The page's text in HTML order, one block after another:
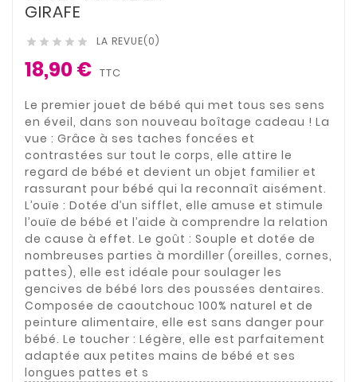
GIRAFE
     LA REVUE(0)
18,90 € TTC
Le premier jouet de bébé qui met tous ses sens
en éveil, dans son nouveau boîtage cadeau ! La
vue : Grâce à ses taches foncées et
contrastées sur tout le corps, elle attire le
regard de bébé et devient un objet familier et
rassurant pour bébé qui la reconnaît aisément.
L’ouïe : Dotée d’un sifflet, elle amuse et stimule
l’ouïe de bébé et l’aide à comprendre la relation
de cause à effet. Le goût : Souple et dotée de
nombreuses parties à mordiller (oreilles, cornes,
pattes), elle est idéale pour soulager les
gencives de bébé lors des poussées dentaires.
Composée de caoutchouc 100% naturel et de
peinture alimentaire, elle est sans danger pour
bébé. Le toucher : Légère, elle est parfaitement
adaptée aux petites mains de bébé et ses
longues pattes et s